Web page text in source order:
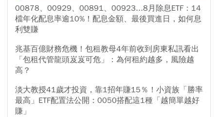
00878、00929、00891、00923...8月除息ETF：14
檔年化配息率逾10%！配息金額、最後買進日，如何息
利雙賺
兆基百億財務危機！包租教母4年前收到房東私訊看出
「包租代管龍頭岌岌可危」：為何租約越多，風險越
高？
淡大教授41歲才投資，靠1招年賺15％！小資族「勝率
最高」ETF配置法公開：0050搭配這1種「越簡單越好
賺」